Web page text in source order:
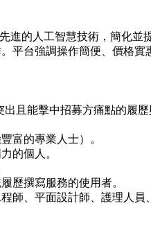
進的人工智慧技術，簡化
平台強調操作簡便、價格
且能擊中招募方痛點的履
富的專業人士）。
的個人。
歷撰寫服務的使用者。
師、平面設計師、護理人員